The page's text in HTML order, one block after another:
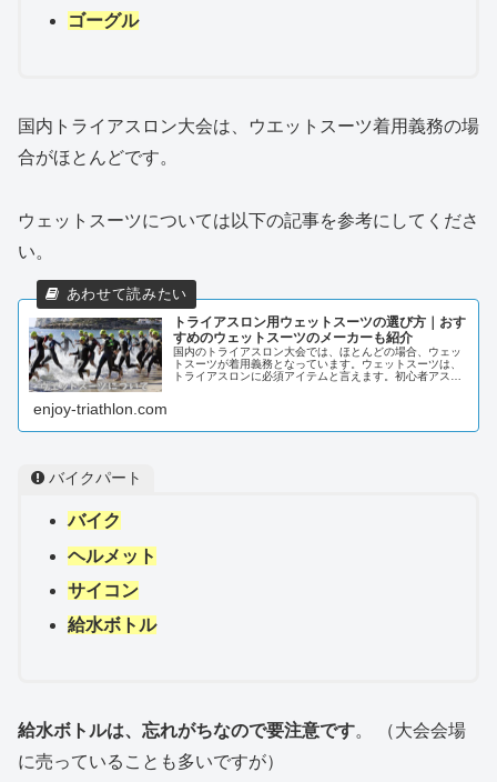
ゴーグル
国内トライアスロン大会は、ウエットスーツ着用義務の場
合がほとんどです。
ウェットスーツについては以下の記事を参考にしてくださ
い。
トライアスロン用ウェットスーツの選び方｜おす
すめのウェットスーツのメーカーも紹介
国内のトライアスロン大会では、ほとんどの場合、ウェッ
トスーツが着用義務となっています。ウェットスーツは、
トライアスロンに必須アイテムと言えます。初心者アスリ
enjoy-triathlon.com
バイクパート
バイク
ヘルメット
サイコン
給水ボトル
給水ボトルは、忘れがちなので要注意です。 （大会会場
に売っていることも多いですが）